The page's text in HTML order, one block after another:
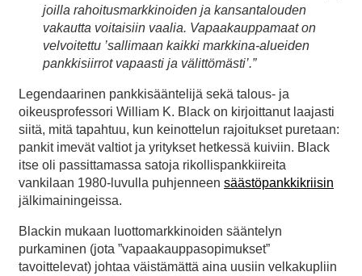
joilla rahoitusmarkkinoiden ja kansantalouden
vakautta voitaisiin vaalia. Vapaakauppamaat on
velvoitettu ’sallimaan kaikki markkina-alueiden
pankkisiirrot vapaasti ja välittömästi’.”
Legendaarinen pankkisääntelijä sekä talous- ja
oikeusprofessori William K. Black on kirjoittanut laajasti
siitä, mitä tapahtuu, kun keinottelun rajoitukset puretaan:
pankit imevät valtiot ja yritykset hetkessä kuiviin. Black
itse oli passittamassa satoja rikollispankkiireita
vankilaan 1980-luvulla puhjenneen säästöpankkikriisin
jälkimainingeissa.
Blackin mukaan luottomarkkinoiden sääntelyn
purkaminen (jota ”vapaakauppasopimukset”
tavoittelevat) johtaa väistämättä aina uusiin velkakupliin